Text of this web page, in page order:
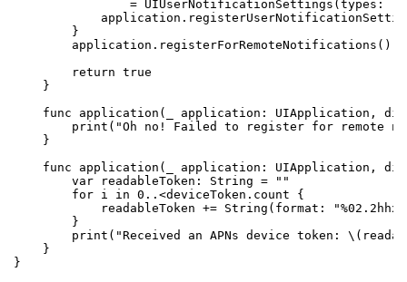
= UIUserNotificationSettings(types:
        }
        application.registerForRemoteNotifications()
        return true
    }
func application(_ application: UIApplication,
print("Oh no! Failed to register for remote
    }
func application(_ application: UIApplication,
        var readableToken: String = ""
        for i in 0..<deviceToken.count {
readableToken += String(format:
        }
print("Received an APNs device token:
    }
}